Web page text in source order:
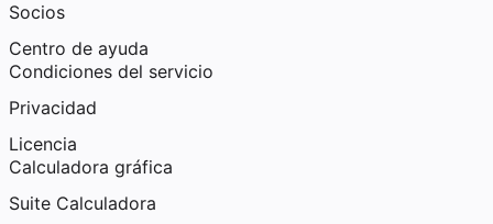
Socios
Centro de ayuda
Condiciones del servicio
Privacidad
Licencia
Calculadora gráfica
Suite Calculadora